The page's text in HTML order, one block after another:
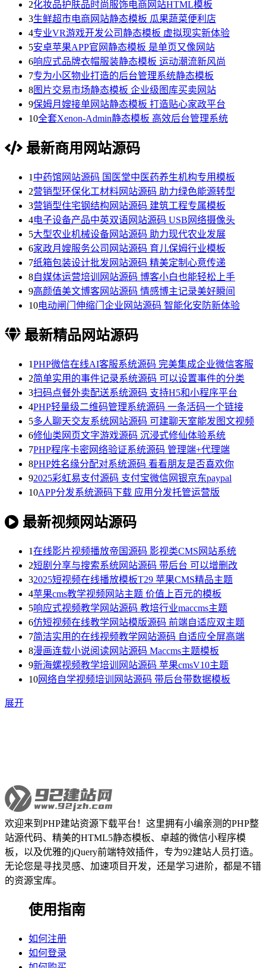
2化妆品护肤品时尚服饰电商网站HTML模板
3生鲜超市电商网站静态模板 瓜果蔬菜便利店
4专业VR游戏开发公司静态模板 虚拟现实新体验
5安卓苹果APP官网静态模板 是单页又像网站
6响应式品牌衣帽服装静态模板 运动潮流新风尚
7专为小区物业打造的后台管理系统静态模板
8图片交易市场静态模板 企业级图库买卖网站
9保姆月嫂接单网站静态模板 打造贴心家政平台
10全套Xenon-Admin静态模板 高效后台管理系统
最新商用网站源码
1 中药馆网站源码 国医堂中医药养生机构专用模板
2营销型环保化工材料网站源码 助力绿色能源转型
3营销型住宅钢结构网站源码 建筑工程专属模板
4电子设备产品中英双语网站源码 USB网络摄像头
5大型农业机械设备网站源码 助力现代农业发展
6家政月嫂服务公司网站源码 育儿保姆行业模板
7纸箱包装设计批发网站源码 精美定制心意传递
8自媒体运营培训网站源码 博客小白也能轻松上手
9高颜值美文博客网站源码 情感博主记录美好瞬间
10电动闸门伸缩门企业网站源码 智能化安防新体验
最新精品网站源码
1PHP微信在线AI客服系统源码 完美集成企业微信客服
2简单实用的事件记录系统源码 可以设置事件的分类
3扫码点餐外卖配送系统源码 支持H5和小程序平台
4PHP轻量级二维码管理系统源码 一条活码一个链接
5多人聊天交友系统网站源码 可建聊天室能发图文视频
6修仙类网页文字游戏源码 沉浸式修仙体验系统
7PHP程序卡密网络验证系统源码 管理端+代理端
8PHP姓名缘分配对系统源码 看看朋友是否喜欢你
92025彩虹易支付源码 支付宝微信网银京东paypal
10APP分发系统源码下载 应用分发托管运营版
最新视频网站源码
1在线影片视频播放帝国源码 影视类CMS网站系统
2短剧分享与搜索系统网站源码 带后台 可以增删改
32025短视频在线播放模板T29 苹果CMS精品主题
4苹果cms教学视频网站主题 价值上百元的模板
5响应式视频教学网站源码 教培行业maccms主题
6仿短视频在线教学网站模版源码 前端自适应双主题
7简洁实用的在线视频教学网站源码 自适应全屏高端
8漫画连载小说阅读网站源码 Maccms主题模板
9新海螺视频教学培训网站源码 苹果cmsV10主题
10网络自学视频培训网站源码 带后台带数据模板
展开
欢迎来到PHP建站资源下载平台！这里拥有小编亲测的PHP整
站源代码、精美的HTML5静态模板、卓越的微信小程序模
板，以及优雅的jQuery前端特效插件，专为92建站人员打造。
无论您是寻找灵感、加速项目开发，还是学习进阶，都是不错
的资源宝库。
使用指南
如何注册
如何登录